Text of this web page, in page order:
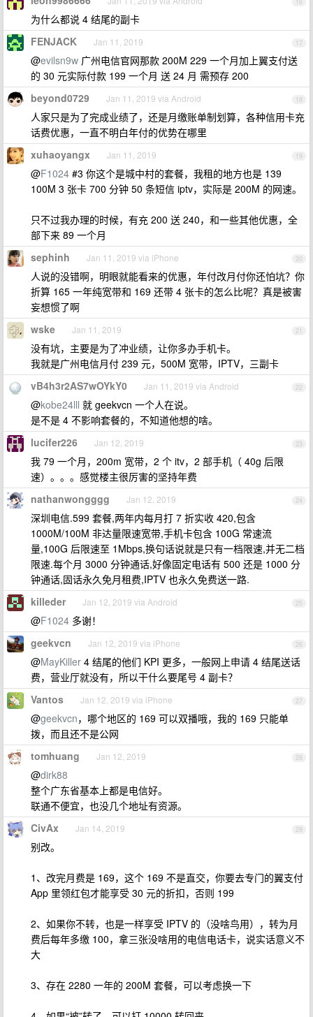
为什么都说 4 结尾的副卡
17
FENJACK Jan 11, 2019
@evilsn9w 广州电信官网那款 200M 229 一个月加上翼支付送
的 30 元实际付款 199 一个月 送 24 月 需预存 200
18
beyond0729 Jan 11, 2019 via Android
人家只是为了完成业绩了，还是月缴账单制划算，各种信用卡充
话费优惠，一直不明白年付的优势在哪里
19
xuhaoyangx Jan 11, 2019
@F1024 #3 你这个是城中村的套餐，我租的地方也是 139
100M 3 张卡 700 分钟 50 条短信 iptv，实际是 200M 的网速。
只不过我办理的时候，有充 200 送 240，和一些其他优惠，全
部下来 89 一个月
20
sephinh Jan 11, 2019 via iPhone
人说的没错啊，明眼就能看来的优惠，年付改月付你还怕坑？你
折算 165 一年纯宽带和 169 还带 4 张卡的怎么比呢？真是被害
妄想惯了啊
21
wske Jan 11, 2019
没有坑，主要是为了冲业绩，让你多办手机卡。
我就是广州电信月付 239 元，500M 宽带，IPTV，三副卡
22
vB4h3r2AS7wOYkY0 Jan 11, 2019 via Android
@kobe24lll 就 geekvcn 一个人在说。
是不是 4 不影响套餐的，不知道他想的啥。
23
lucifer226 Jan 12, 2019
我 79 一个月，200m 宽带，2 个 itv，2 部手机（ 40g 后限
速）。。。感觉楼主很厉害的坚持年费
24
nathanwongggg Jan 12, 2019
深圳电信.599 套餐,两年内每月打 7 折实收 420,包含
1000M/100M 非达量限速宽带,手机卡包含 100G 常速流
量,100G 后限速至 1Mbps,换句话说就是只有一档限速,并无二档
限速.每个月 3000 分钟通话,好像固定电话有 500 还是 1000 分
钟通话,固话永久免月租费,IPTV 也永久免费送一路.
25
killeder Jan 12, 2019 via Android
@F1024 多谢！
26
geekvcn Jan 12, 2019 via iPhone
@MayKiller 4 结尾的他们 KPI 更多，一般网上申请 4 结尾送话
费，营业厅就没有，所以干什么要尾号 4 副卡？
27
Vantos Jan 12, 2019 via iPhone
@geekvcn，哪个地区的 169 可以双播哦，我的 169 只能单
拨，而且还不是公网
28
tomhuang Jan 12, 2019
@dirk88
整个广东省基本上都是电信好。
联通不便宜，也没几个地址有资源。
29
CivAx Jan 14, 2019
别改。
1、改完月费是 169，这个 169 不是直交，你要去专门的翼支付
App 里领红包才能享受 30 元的折扣，否则 199
2、如果你不转，也是一样享受 IPTV 的（没啥鸟用），转为月
费后每年多缴 100，拿三张没啥用的电信电话卡，说实话意义不
大
3、存在 2280 一年的 200M 套餐，可以考虑换一下